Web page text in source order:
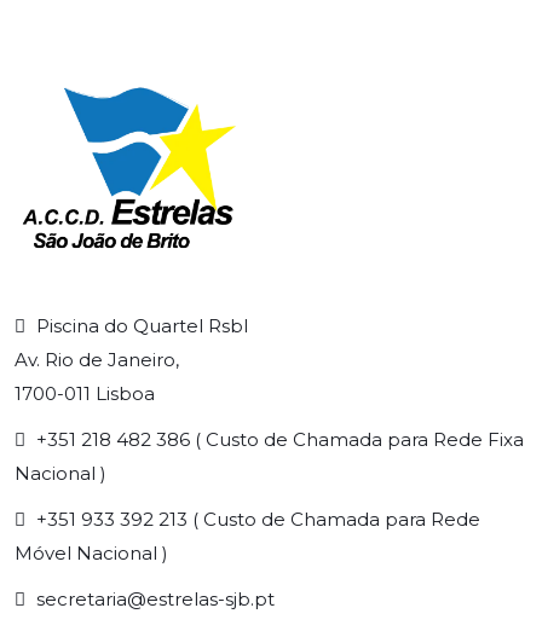
Piscina do Quartel Rsbl
Av. Rio de Janeiro,
1700-011 Lisboa
+351 218 482 386 ( Custo de Chamada para Rede Fixa
Nacional )
+351 933 392 213 ( Custo de Chamada para Rede
Móvel Nacional )
secretaria@estrelas-sjb.pt